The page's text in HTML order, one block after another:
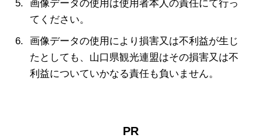
画像データの使用は使用者本人の責任にて行っ
てください。
画像データの使用により損害又は不利益が生じ
たとしても、山口県観光連盟はその損害又は不
利益についていかなる責任も負いません。
PR